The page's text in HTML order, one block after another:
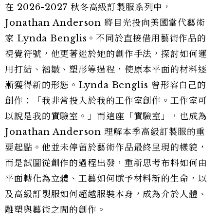
在 2026-2027 秋冬高級訂製服系列中，
Jonathan Anderson 將目光投向美國當代藝術
家 Lynda Benglis。不同於直接借用藝術作品的
視覺符號，他更著迷於她的創作手法，探討如何運
用打結、褶皺、塑形等過程，使原本平面的材料逐
漸獲得新的形態。Lynda Benglis 曾形容自己的
創作：「我非常投入於我的工作室創作。工作室可
以說是我的實驗室。」而這座「實驗室」，也成為
Jonathan Anderson 理解本季高級訂製服的重
要起點。他並未停留於藝術作品最終呈現的樣貌，
而是試圖從創作的過程出發，重新思考布料如何由
平面轉化為立體、工藝如何賦予材料新的生命，以
及高級訂製服如何超越服裝本身，成為介於人體、
雕塑與藝術之間的創作。